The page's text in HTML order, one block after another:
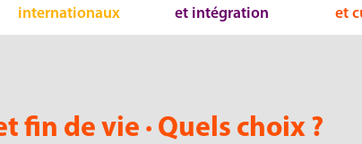
internationaux
et intégration
et
fin de vie · Quels choix ?